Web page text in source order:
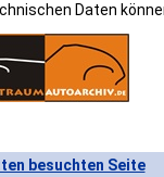
Daten
besuchten Seite